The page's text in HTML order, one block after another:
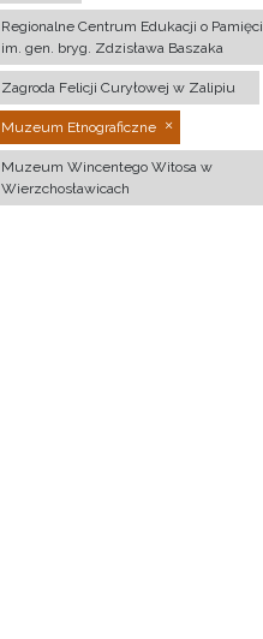
Regionalne Centrum Edukacji o Pamięci
im. gen. bryg. Zdzisława Baszaka
Zagroda Felicji Curyłowej w Zalipiu
Muzeum Etnograficzne
Muzeum Wincentego Witosa w
Wierzchosławicach